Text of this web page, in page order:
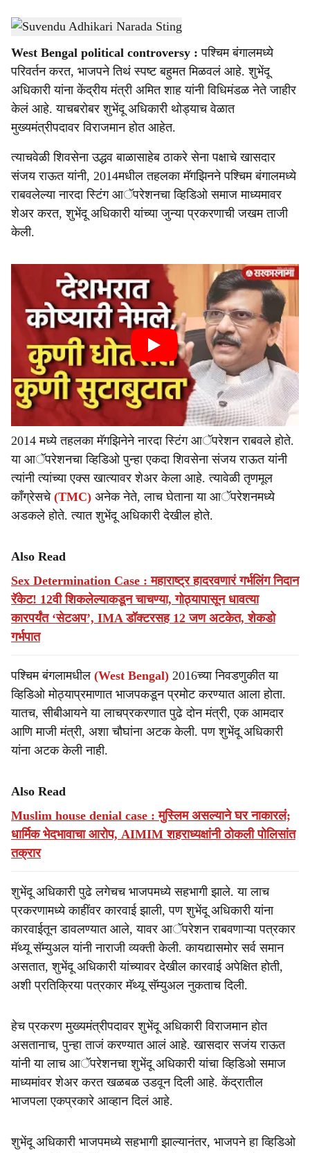
a
r
e
Suvendu Adhikari Narada Sting -Sarkarnama
West Bengal political controversy : पश्चिम बंगालमध्ये
परिवर्तन करत, भाजपने तिथं स्पष्ट बहुमत मिळवलं आहे. शुभेंदू
अधिकारी यांना केंद्रीय मंत्री अमित शाह यांनी विधिमंडळ नेते जाहीर
केलं आहे. याचबरोबर शुभेंदू अधिकारी थोड्याच वेळात
मुख्यमंत्रीपदावर विराजमान होत आहेत.
त्याचवेळी शिवसेना उद्धव बाळासाहेब ठाकरे सेना पक्षाचे खासदार
संजय राऊत यांनी, 2014मधील तहलका मॅगझिनने पश्चिम बंगालमध्ये
राबवलेल्या नारदा स्टिंग आॅपरेशनचा व्हिडिओ समाज माध्यमावर
शेअर करत, शुभेंदू अधिकारी यांच्या जुन्या प्रकरणाची जखम ताजी
केली.
2014 मध्ये तहलका मॅगझिनेने नारदा स्टिंग आॅपरेशन राबवले होते.
या आॅपरेशनचा व्हिडिओ पुन्हा एकदा शिवसेना संजय राऊत यांनी
त्यांनी त्यांच्या एक्स खात्यावर शेअर केला आहे. त्यावेळी तृणमूल
काँग्रेसचे (TMC) अनेक नेते, लाच घेताना या आॅपरेशनमध्ये
अडकले होते. त्यात शुभेंदू अधिकारी देखील होते.
Also Read
Sex Determination Case : महाराष्ट्र हादरवणारं गर्भलिंग निदान
रॅकेट! 12वी शिकलेल्याकडून चाचण्या, गोठ्यापासून धावत्या
कारपर्यंत ‘सेटअप’, IMA डॉक्टरसह 12 जण अटकेत, शेकडो
गर्भपात
पश्चिम बंगलामधील (West Bengal) 2016च्या निवडणुकीत या
व्हिडिओ मोठ्याप्रमाणात भाजपकडून प्रमोट करण्यात आला होता.
यातच, सीबीआयने या लाचप्रकरणात पुढे दोन मंत्री, एक आमदार
आणि माजी मंत्री, अशा चौघांना अटक केली. पण शुभेंदू अधिकारी
यांना अटक केली नाही.
Also Read
Muslim house denial case : मुस्लिम असल्याने घर नाकारलं;
धार्मिक भेदभावाचा आरोप, AIMIM शहराध्यक्षांनी ठोकली पोलिसांत
तक्रार
शुभेंदू अधिकारी पुढे लगेचच भाजपमध्ये सहभागी झाले. या लाच
प्रकरणामध्ये काहींवर कारवाई झाली, पण शुभेंदू अधिकारी यांना
कारवाईतून डावलण्यात आले, यावर आॅपरेशन राबवणाऱ्या पत्रकार
मॅथ्यू सॅम्युअल यांनी नाराजी व्यक्ती केली. कायद्यासमोर सर्व समान
असतात, शुभेंदू अधिकारी यांच्यावर देखील कारवाई अपेक्षित होती,
अशी प्रतिक्रिया पत्रकार मॅथ्यू सॅम्युअल नुकताच दिली.
हेच प्रकरण मुख्यमंत्रीपदावर शुभेंदू अधिकारी विराजमान होत
असतानाच, पुन्हा ताजं करण्यात आलं आहे. खासदार सजंय राऊत
यांनी या लाच आॅपरेशनचा शुभेंदू अधिकारी यांचा व्हिडिओ समाज
माध्यमांवर शेअर करत खळबळ उडवून दिली आहे. केंद्रातील
भाजपला एकप्रकारे आव्हान दिलं आहे.
शुभेंदू अधिकारी भाजपमध्ये सहभागी झाल्यानंतर, भाजपने हा व्हिडिओ